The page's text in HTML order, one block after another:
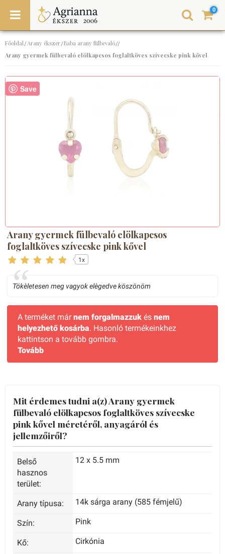
0
Főoldal/Arany ékszer/Baba arany fülbevaló//
Arany gyermek fülbevaló elölkapcsos foglaltköves szívecske pink kővel
Save
Arany gyermek fülbevaló elölkapcsos
foglaltköves szívecske pink kővel
1x
Tökèletesen meg vagyok elègedve köszönöm
A terméket márnem forgalmazzuk és nem
helyezhető kosárba. Hasonló termékeinkhez
kattintson a tovább gombra.
Tovább
Mit érdemes tudni a(z) Arany gyermek
fülbevaló elölkapcsos foglaltköves szívecske
pink kővel méretéről, anyagáról és
jellemzőiről?
Belső
hasznos
terület:
12 x 5.5 mm
Arany típusa: 14k sárga arany (585 fémjelű)
Szín: Pink
Kő: Cirkónia